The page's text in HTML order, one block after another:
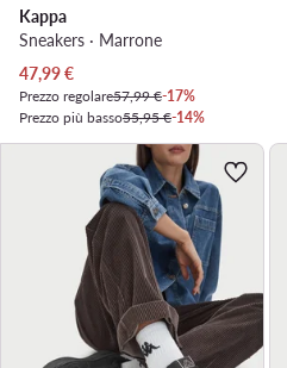
Kappa
Sneakers · Marrone
Prezzo attuale
47,99€
Prezzo regolare57,99 €-17%
Prezzo più basso55,95 €-14%